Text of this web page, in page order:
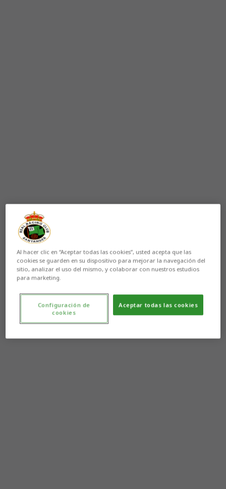
Al hacer clic en “Aceptar todas las cookies”, usted acepta que las
cookies se guarden en su dispositivo para mejorar la navegación del
sitio, analizar el uso del mismo, y colaborar con nuestros estudios
para marketing.
Aceptar todas las cookies
Configuración de
cookies